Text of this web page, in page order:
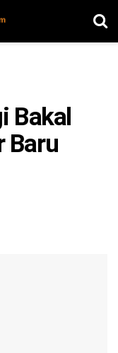
Bakal
Baru